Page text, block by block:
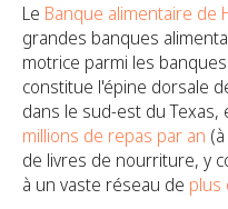
Le Banque alimentaire de
grandes banques
motrice parmi les
constitue l'épine dorsale
dans le sud-est du
millions de repas par an
de livres de nourriture, y
à un vaste réseau de plus